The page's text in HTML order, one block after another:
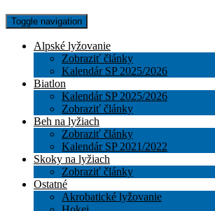
Toggle navigation
Alpské lyžovanie
Zobraziť články
Kalendár SP 2025/2026
Biatlon
Kalendár SP 2025/2026
Zobraziť články
Beh na lyžiach
Zobraziť články
Kalendár SP 2021/2022
Skoky na lyžiach
Zobraziť články
Ostatné
Akrobatické lyžovanie